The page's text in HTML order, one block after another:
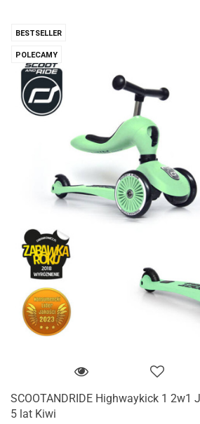
BESTSELLER
POLECAMY
SCOOTANDRIDE Highwaykick 1 2w1
5 lat Kiwi